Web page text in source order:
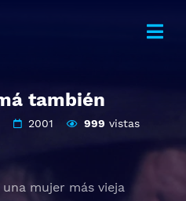
también
2001 999 vistas
mujer más vieja